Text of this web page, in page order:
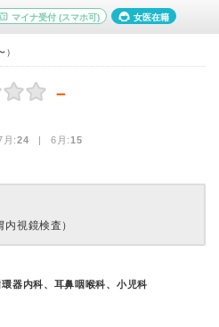
マイナ受付 (スマホ可) 女医在籍
）
－
:24 | 6月:15
視鏡検査）
器内科、耳鼻咽喉科、小児科